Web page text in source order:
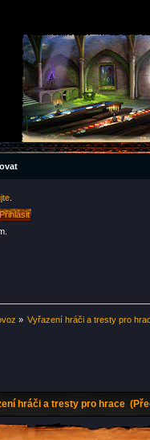
» Vyřazení hráči a tresty pro
hráči a tresty pro hrace